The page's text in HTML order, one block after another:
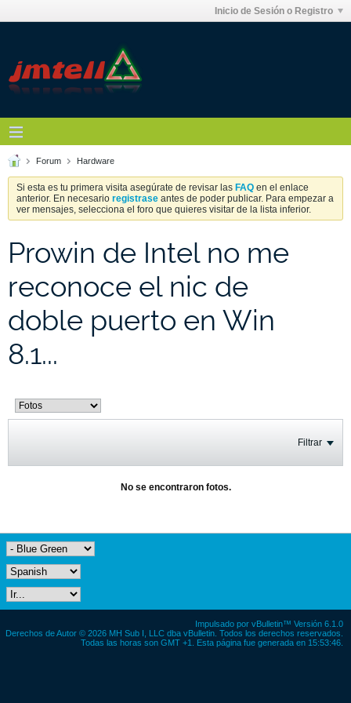
Inicio de Sesión o Registro
Forum Hardware
Si esta es tu primera visita asegúrate de revisar las FAQ en el enlace
anterior. En necesario registrase antes de poder publicar. Para empezar a
ver mensajes, selecciona el foro que quieres visitar de la lista inferior.
Prowin de Intel no me
reconoce el nic de
doble puerto en Win
8.1...
Filtrar
No se encontraron fotos.
Impulsado por vBulletin™ Versión 6.1.0
Derechos de Autor © 2026 MH Sub I, LLC dba vBulletin. Todos los derechos reservados.
Todas las horas son GMT +1. Esta página fue generada en 15:53:46.